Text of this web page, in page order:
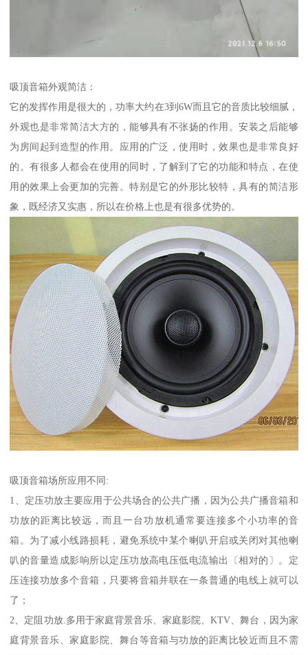
吸顶音箱外观简洁：
它的发挥作用是很大的，功率大约在3到6W而且它的音质比较细腻，
外观也是非常简洁大方的，能够具有不张扬的作用。安装之后能够
为房间起到造型的作用。应用的广泛，使用时，效果也是非常良好
的。有很多人都会在使用的同时，了解到了它的功能和特点，在使
用的效果上会更加的完善。特别是它的外形比较特，具有的简洁形
象，既经济又实惠，所以在价格上也是有很多优势的。
吸顶音箱场所应用不同:
1、定压功放主要应用于公共场合的公共广播，因为公共广播音箱和
功放的距离比较远，而且一台功放机通常要连接多个小功率的音
箱。为了减小线路损耗，避免系统中某个喇叭开启或关闭对其他喇
叭的音量造成影响所以定压功放高电压低电流输出〔相对的〕。定
压连接功放多个音箱，只要将音箱并联在一条普通的电线上就可以
了；
2、定阻功放.多用于家庭背景音乐、家庭影院、KTV、舞台，因为家
庭背景音乐、家庭影院、舞台等音箱与功放的距离比较近而且不需